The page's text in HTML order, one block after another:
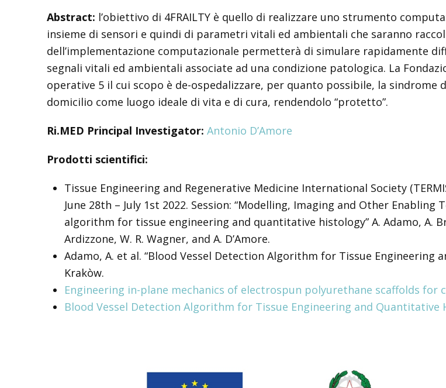
Abstract: l’obiettivo di 4FRAILTY è quello di realizzare uno strumento
insieme di sensori e quindi di parametri vitali ed ambientali che saranno
dell’implementazione computazionale permetterà di simulare rapidamente
segnali vitali ed ambientali associate ad una condizione patologica. La
operative 5 il cui scopo è de-ospedalizzare, per quanto possibile, la sindrome
domicilio come luogo ideale di vita e di cura, rendendolo “protetto”.
Ri.MED Principal Investigator: Antonio D’Amore
Prodotti scientifici:
Tissue Engineering and Regenerative Medicine International Society
June 28th – July 1st 2022. Session: “Modelling, Imaging and Other
algorithm for tissue engineering and quantitative histology” A. Adamo, A.
Ardizzone, W. R. Wagner, and A. D’Amore.
Adamo, A. et al. “Blood Vessel Detection Algorithm for Tissue Engineering
Krakòw.
Engineering in-plane mechanics of electrospun polyurethane scaffolds for
Blood Vessel Detection Algorithm for Tissue Engineering and Quantitative